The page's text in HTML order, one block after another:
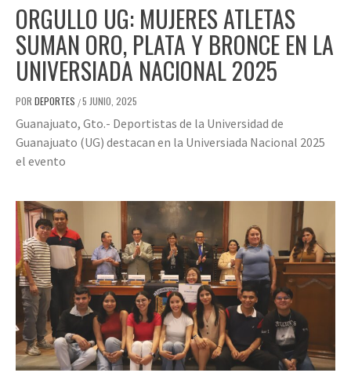
ORGULLO UG: MUJERES ATLETAS
SUMAN ORO, PLATA Y BRONCE EN LA
UNIVERSIADA NACIONAL 2025
POR DEPORTES /5 JUNIO, 2025
Guanajuato, Gto.- Deportistas de la Universidad de
Guanajuato (UG) destacan en la Universiada Nacional 2025
el evento